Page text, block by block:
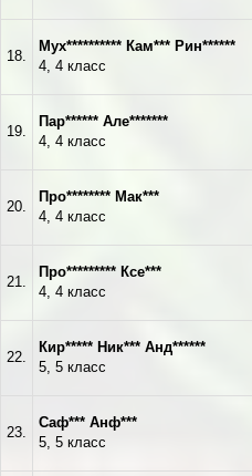
18.
Мух********** Кам*** Рин******
4, 4 класс
19.
Пар****** Але*******
4, 4 класс
20.
Про******** Мак***
4, 4 класс
21.
Про********* Ксе***
4, 4 класс
22.
Кир***** Ник*** Анд******
5, 5 класс
23.
Саф*** Анф***
5, 5 класс